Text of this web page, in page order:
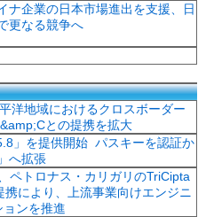
ナ企業の日本市場進出を支援、日
更なる競争へ
洋地域におけるクロスボーダー
との提携を拡大
」を提供開始 パスキーを認証か
へ拡張
ペトロナス・カリガリのTriCipta
携により、上流事業向けエンジニ
ンを推進